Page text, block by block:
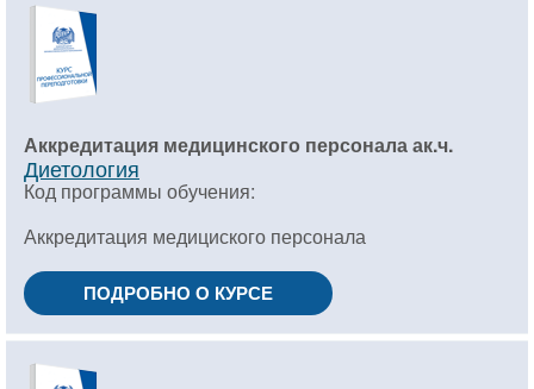
Аккредитация медицинского персонала ак.ч.
Диетология
Код программы обучения:
Аккредитация медициского персонала
ПОДРОБНО О КУРСЕ